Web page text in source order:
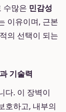
수많은 민감성
이유이며, 근본
의 선택이 되는
기술력
다. 이 장벽이
호하고, 내부의